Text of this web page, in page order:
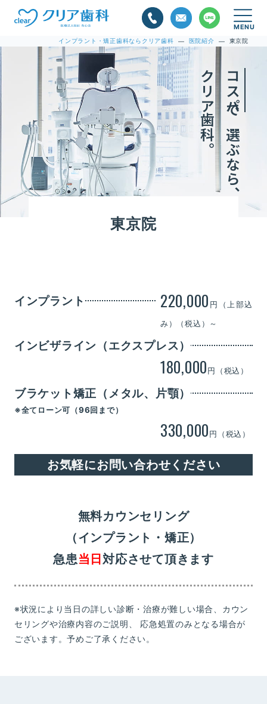
インプラント・矯正歯科ならクリア歯科 — 医院紹介 — 東京院
コスパ
で選ぶなら、
クリア歯科。
東京院
インプラント 220,000 円（上部込
み）（税込）～
インビザライン（エクスプレス）
180,000円（税込）
ブラケット矯正（メタル、片顎）
※全てローン可（96回まで）
330,000円（税込）
お気軽にお問い合わせください
無料カウンセリング
（インプラント・矯正）
急患当日 対応させて頂きます
※状況により当日の詳しい診断・治療が難しい場合、カウン
セリングや治療内容のご説明、
応急処置のみとなる場合が
ございます。予めご了承ください。